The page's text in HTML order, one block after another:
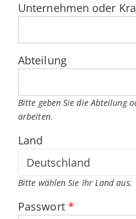
Unternehmen oder
Abteilung
Bitte geben Sie die Abteilung
arbeiten.
Land
Bitte wählen Sie Ihr Land aus.
Passwort *